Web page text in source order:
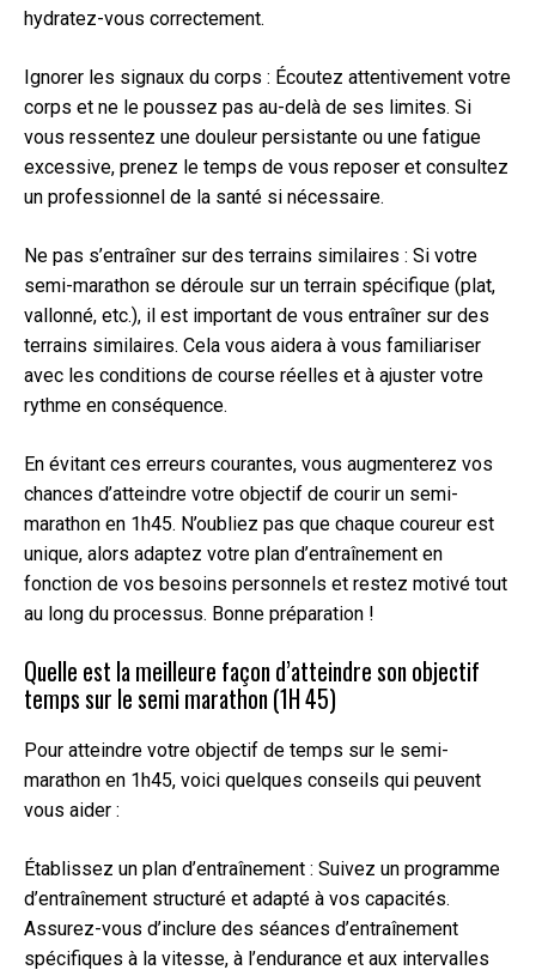
hydratez-vous correctement.
Ignorer les signaux du corps : Écoutez attentivement votre
corps et ne le poussez pas au-delà de ses limites. Si
vous ressentez une douleur persistante ou une fatigue
excessive, prenez le temps de vous reposer et consultez
un professionnel de la santé si nécessaire.
Ne pas s’entraîner sur des terrains similaires : Si votre
semi-marathon se déroule sur un terrain spécifique (plat,
vallonné, etc.), il est important de vous entraîner sur des
terrains similaires. Cela vous aidera à vous familiariser
avec les conditions de course réelles et à ajuster votre
rythme en conséquence.
En évitant ces erreurs courantes, vous augmenterez vos
chances d’atteindre votre objectif de courir un semi-
marathon en 1h45. N’oubliez pas que chaque coureur est
unique, alors adaptez votre plan d’entraînement en
fonction de vos besoins personnels et restez motivé tout
au long du processus. Bonne préparation !
Quelle est la meilleure façon d’atteindre son objectif
temps sur le semi marathon (1H 45)
Pour atteindre votre objectif de temps sur le semi-
marathon en 1h45, voici quelques conseils qui peuvent
vous aider :
Établissez un plan d’entraînement : Suivez un programme
d’entraînement structuré et adapté à vos capacités.
Assurez-vous d’inclure des séances d’entraînement
spécifiques à la vitesse, à l’endurance et aux intervalles